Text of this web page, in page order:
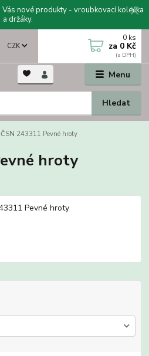
nové produkty - vroubkovací kolečka
a držáky.
Menu
CZK
Hledat
0 ks
za 0 Kč
ČSN 243311 Pevné hroty
hroty